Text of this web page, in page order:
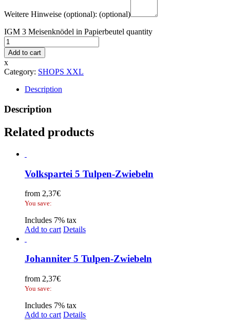
Weitere Hinweise (optional): (optional)
IGM 3 Meisenknödel in Papierbeutel quantity
Add to cart
x
Category: SHOPS XXL
Description
Description
Related products
Volkspartei 5 Tulpen-Zwiebeln
from 2,37€
You save:
Includes 7% tax
Add to cart Details
Johanniter 5 Tulpen-Zwiebeln
from 2,37€
You save:
Includes 7% tax
Add to cart Details